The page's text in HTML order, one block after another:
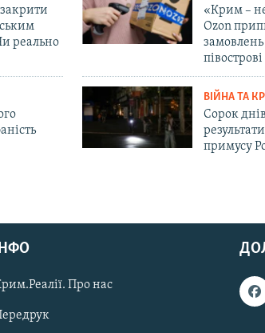
закрити
реально
«Крим –
Ozon
півострові
ВІЙНА ТА
Сорок
примусу
ІНФО
Про нас